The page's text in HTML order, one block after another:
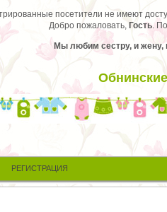
посетители не имеют
Добро пожаловать, Гость.
Мы любим сестру, и жену,
РЕГИСТРАЦИЯ